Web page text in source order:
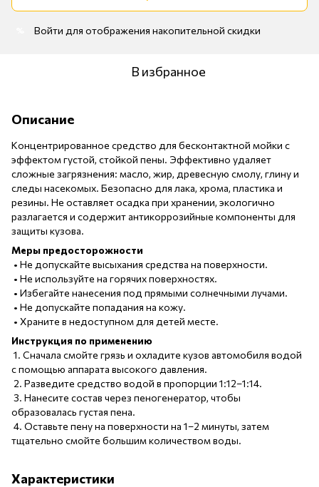
Войти для отображения накопительной скидки
В избранное
Описание
Концентрированное средство для бесконтактной мойки с
эффектом густой, стойкой пены. Эффективно удаляет
сложные загрязнения: масло, жир, древесную смолу, глину и
следы насекомых. Безопасно для лака, хрома, пластика и
резины. Не оставляет осадка при хранении, экологично
разлагается и содержит антикоррозийные компоненты для
защиты кузова.
Меры предосторожности
• Не допускайте высыхания средства на поверхности.
• Не используйте на горячих поверхностях.
• Избегайте нанесения под прямыми солнечными лучами.
• Не допускайте попадания на кожу.
• Храните в недоступном для детей месте.
Инструкция по применению
1. Сначала смойте грязь и охладите кузов автомобиля водой
с помощью аппарата высокого давления.
2. Разведите средство водой в пропорции 1:12–1:14.
3. Нанесите состав через пеногенератор, чтобы
образовалась густая пена.
4. Оставьте пену на поверхности на 1–2 минуты, затем
тщательно смойте большим количеством воды.
Характеристики